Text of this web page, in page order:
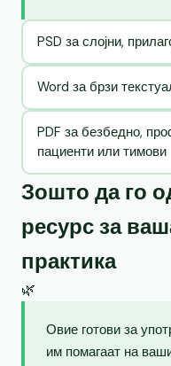
PSD за слојни,
Word за брзи
PDF за безбедно,
пациенти или тимови
Зошто да го
ресурс за
практика
🌿
Овие готови за
им помагаат на